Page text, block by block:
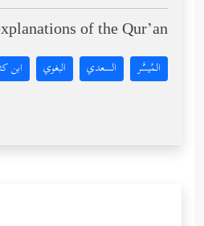
of the Qur’an:
المُيسَّر السعدي البغوي ابن